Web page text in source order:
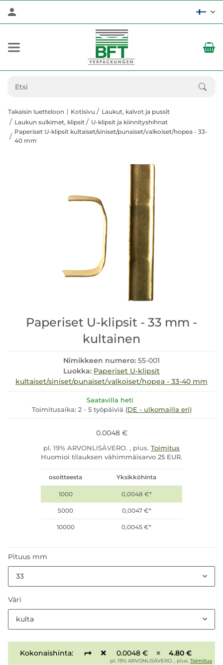
Takaisin luetteloon Kotisivu
Laukut, kalvot ja pussit
Laukun sulkimet, klipsit
U-klipsit ja kiinnityshihnat
Paperiset U-klipsit kultaiset/siniset/punaiset/valkoiset/hopea - 33-
40 mm
Paperiset U-klipsit - 33 mm -
kultainen
Nimikkeen numero: 55-001
Luokka: Paperiset U-klipsit
kultaiset/siniset/punaiset/valkoiset/hopea - 33-40 mm
Saatavilla heti
Toimitusaika: 2 - 5 työpäiviä (DE - ulkomailla eri)
0.0048 €
pl. 19% ARVONLISÄVERO. , plus. Toimitus
Huomioi tilauksen vähimmäisarvo 25 EUR.
osoitteesta Yksikköhinta
1000 0,0048 €*
5000 0,0047 €*
10000 0,0045 €*
Pituus mm
33
Väri
kulta
Kokonaishinta: 0.0048 € = 4.80 €
pl. 19% ARVONLISÄVERO. , plus. Toimitus